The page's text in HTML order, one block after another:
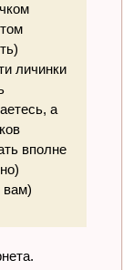
личинки
а
вполне
вам)